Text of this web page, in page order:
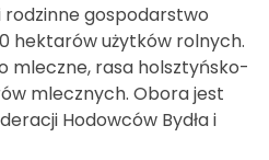
gospodarstwo
hektarów użytków rolnych.
mleczne, rasa holsztyńsko-
mlecznych. Obora jest
Hodowców Bydła i